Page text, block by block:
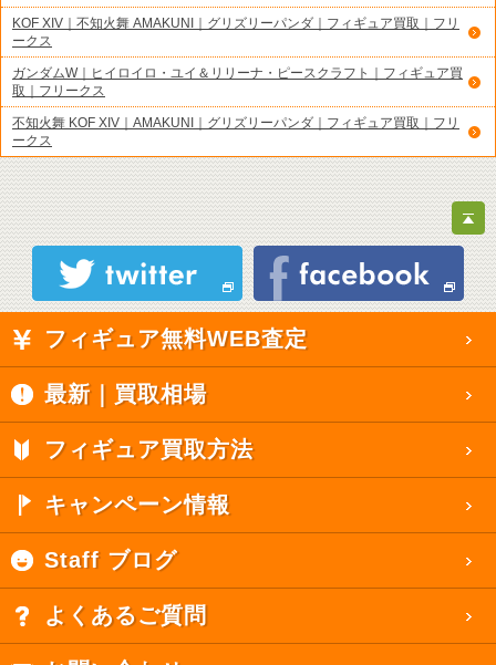
KOF XIV｜不知火舞 AMAKUNI｜グリズリーパンダ｜フィギュア買取｜フリ
ークス
ガンダムW｜ヒイロイロ・ユイ＆リリーナ・ピースクラフト｜フィギュア買
取｜フリークス
不知火舞 KOF XIV｜AMAKUNI｜グリズリーパンダ｜フィギュア買取｜フリ
ークス
フィギュア無料WEB査定
最新｜買取相場
フィギュア買取方法
キャンペーン情報
Staff ブログ
よくあるご質問